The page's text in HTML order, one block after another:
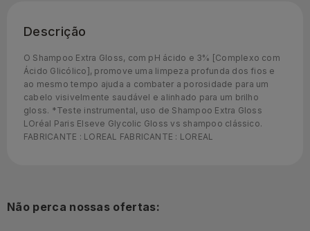
Descrição
O Shampoo Extra Gloss, com pH ácido e 3% [Complexo com
Ácido Glicólico], promove uma limpeza profunda dos fios e
ao mesmo tempo ajuda a combater a porosidade para um
cabelo visivelmente saudável e alinhado para um brilho
gloss. *Teste instrumental, uso de Shampoo Extra Gloss
LOréal Paris Elseve Glycolic Gloss vs shampoo clássico.
FABRICANTE : LOREAL FABRICANTE : LOREAL
Não perca nossas ofertas: